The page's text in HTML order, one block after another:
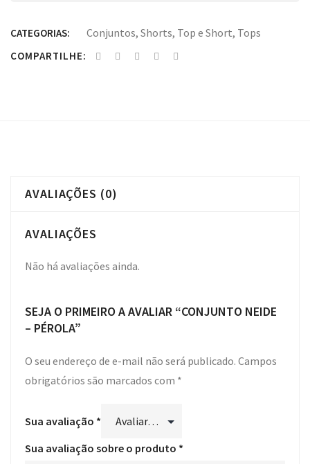
CATEGORIAS: Conjuntos, Shorts, Top e Short, Tops
COMPARTILHE:
AVALIAÇÕES (0)
AVALIAÇÕES
Não há avaliações ainda.
SEJA O PRIMEIRO A AVALIAR “CONJUNTO NEIDE
– PÉROLA”
O seu endereço de e-mail não será publicado. Campos
obrigatórios são marcados com *
Sua avaliação *
Sua avaliação sobre o produto *